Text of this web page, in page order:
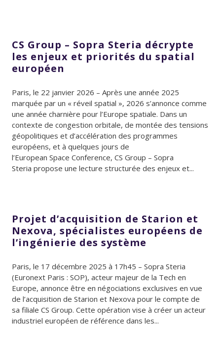
CS Group – Sopra Steria décrypte
les enjeux et priorités du spatial
européen
Paris, le 22 janvier 2026 – Après une année 2025
marquée par un « réveil spatial », 2026 s’annonce comme
une année charnière pour l’Europe spatiale. Dans un
contexte de congestion orbitale, de montée des tensions
géopolitiques et d’accélération des programmes
européens, et à quelques jours de
l’European Space Conference, CS Group – Sopra
Steria propose une lecture structurée des enjeux et...
Projet d’acquisition de Starion et
Nexova, spécialistes européens de
l’ingénierie des système
Paris, le 17 décembre 2025 à 17h45 – Sopra Steria
(Euronext Paris : SOP), acteur majeur de la Tech en
Europe, annonce être en négociations exclusives en vue
de l’acquisition de Starion et Nexova pour le compte de
sa filiale CS Group. Cette opération vise à créer un acteur
industriel européen de référence dans les...